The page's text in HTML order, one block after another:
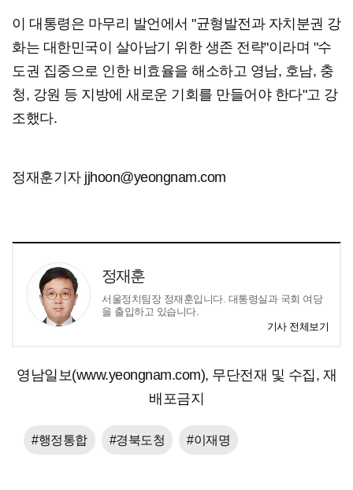
이 대통령은 마무리 발언에서 "균형발전과 자치분권 강
화는 대한민국이 살아남기 위한 생존 전략"이라며 "수
도권 집중으로 인한 비효율을 해소하고 영남, 호남, 충
청, 강원 등 지방에 새로운 기회를 만들어야 한다"고 강
조했다.
정재훈기자 jjhoon@yeongnam.com
정재훈
서울정치팀장 정재훈입니다. 대통령실과 국회 여당
을 출입하고 있습니다.
기사 전체보기
영남일보(www.yeongnam.com), 무단전재 및 수집, 재
배포금지
#행정통합 #경북도청 #이재명